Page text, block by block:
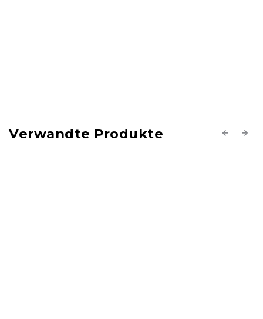
Verwandte Produkte Previous
Next